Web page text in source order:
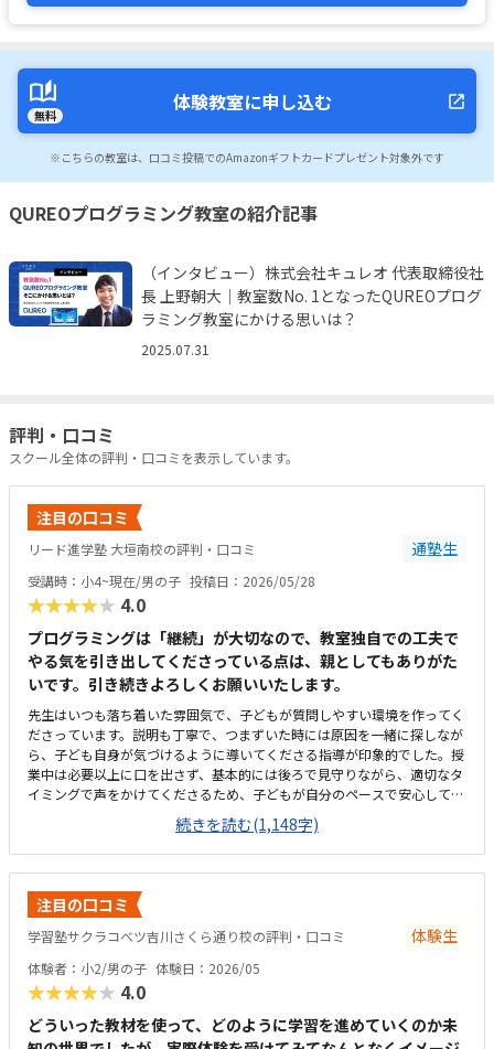
無料
体験教室に申し込む
※こちらの教室は、口コミ投稿でのAmazonギフトカードプレゼント対象外です
QUREOプログラミング教室の紹介記事
（インタビュー）株式会社キュレオ 代表取締役社
長 上野朝大｜教室数No. 1となったQUREOプログ
ラミング教室にかける思いは？
2025.07.31
評判・口コミ
スクール全体の評判・口コミを表示しています。
注目の口コミ
リード進学塾 大垣南校の評判・口コミ 通塾生
受講時：小4~現在/男の子 投稿日：2026/05/28
★★★★★ 4.0
プログラミングは「継続」が大切なので、教室独自での工夫で
やる気を引き出してくださっている点は、親としてもありがた
いです。引き続きよろしくお願いいたします。
先生はいつも落ち着いた雰囲気で、子どもが質問しやすい環境を作ってく
ださっています。説明も丁寧で、つまずいた時には原因を一緒に探しなが
ら、子ども自身が気づけるように導いてくださる指導が印象的でした。授
業中は必要以上に口を出さず、基本的には後ろで見守りながら、適切なタ
イミングで声をかけてくださるため、子どもが自分のペースで安心して取
り組めています。カリキュラムの細かな内容まではまだ把握しきれていま
せんが、教室独自の進捗シートがとても分かりやすく作られており、「今
日はどこまで進んだか」が一目で確認できる仕組みになっています。子ど
も自身も「今日はここまで進んだよ」と嬉しそうに教えてくれるので、学
習の見える化がしっかりできていると感じます。さらに、各ステップの先
には「このあたりでどの検定レベルを目指せるか」といった目安も書かれ
ており、今どの段階にいて、どこに向かっているのかが親にも分かりやす
がありましたが、このシートのおかげで成長の道筋が具体的にイメージで
き、安心して通わせることができています。教室までは車で10分ほどかか
周辺は大通りで交通量が多く、路上での一時的な乗り降りが難しいため、
続きを読む(1,148字)
注目の口コミ
学習塾サクラコベツ吉川さくら通り校の評判・口コミ 体験生
体験者：小2/男の子 体験日：2026/05
★★★★★ 4.0
どういった教材を使って、どのように学習を進めていくのか未